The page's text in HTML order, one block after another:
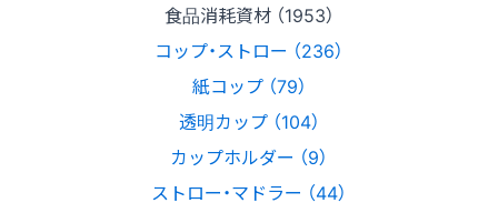
食品消耗資材 （1953）
コップ・ストロー （236）
紙コップ （79）
透明カップ （104）
カップホルダー （9）
ストロー・マドラー （44）